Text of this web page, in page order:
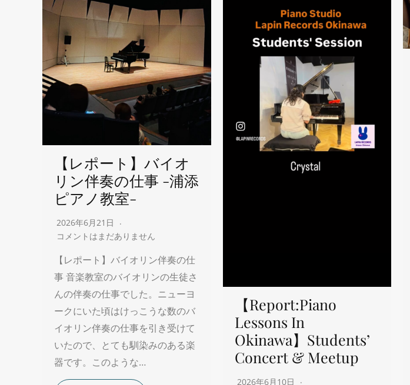
【レポート】バイオ
リン伴奏の仕事 -浦添
ピアノ教室-
2026年6月21日
コメントはまだありません
【レポート】バイオリン伴奏の仕
事 音楽教室のバイオリンの生徒さ
んの伴奏の仕事でした。ニューヨ
ークにいた頃はけっこうな数のバ
イオリン伴奏の仕事を引き受けて
いたので、とても馴染みのある楽
器です。このような…
【Report:Piano
Lessons In
Okinawa】Students’
Concert & Meetup
2026年6月10日